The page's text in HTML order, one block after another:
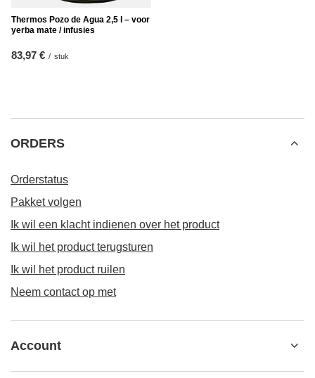
Thermos Pozo de Agua 2,5 l – voor
yerba mate / infusies
83,97 € / stuk
ORDERS
Orderstatus
Pakket volgen
Ik wil een klacht indienen over het product
Ik wil het product terugsturen
Ik wil het product ruilen
Neem contact op met
Account